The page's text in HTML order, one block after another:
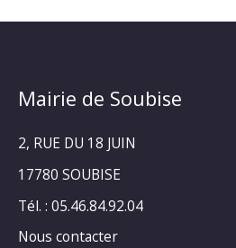
Mairie de Soubise
2, RUE DU 18 JUIN
17780 SOUBISE
Tél. : 05.46.84.92.04
Nous contacter